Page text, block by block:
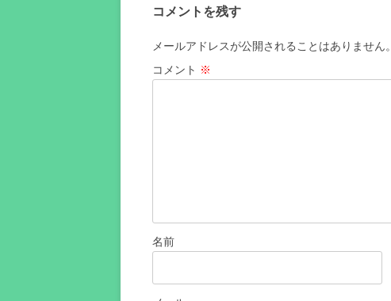
ー
シ
ョ
コメントを残す
メールアドレスが公開されることはありません。
コメント ※
名前